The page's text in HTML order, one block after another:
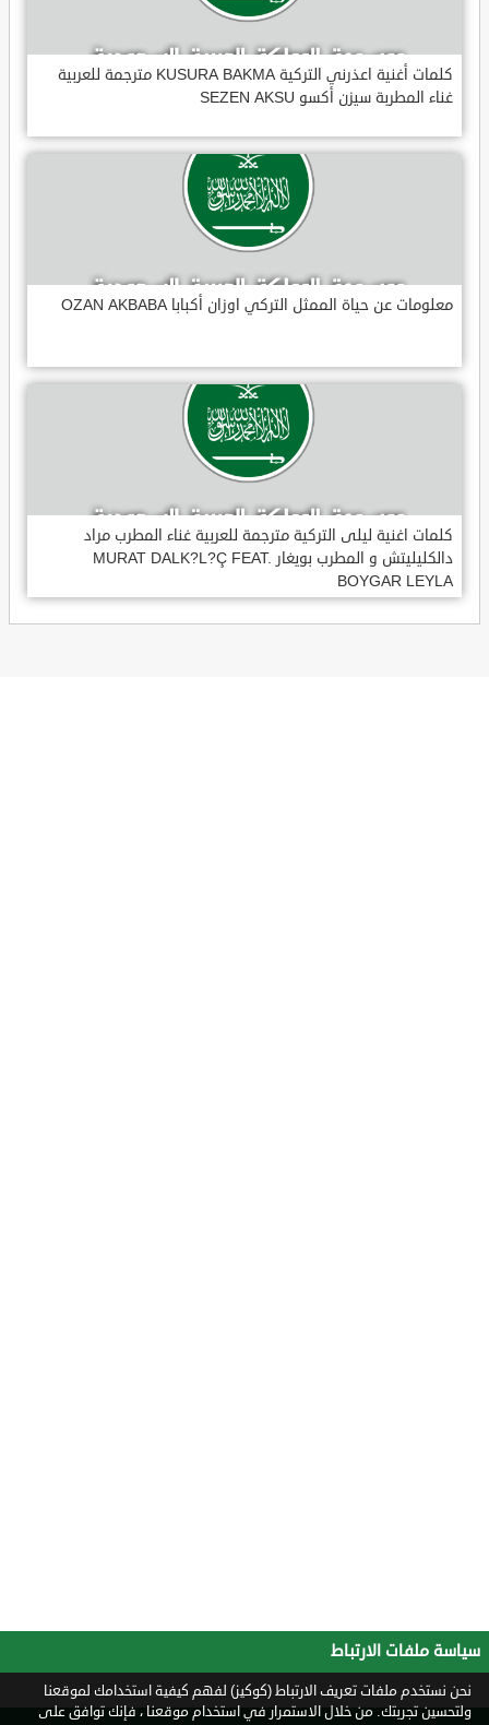
كلمات أغنية اعذرني التركية KUSURA BAKMA مترجمة للعربية
غناء المطربة سيزن أكسو SEZEN AKSU
معلومات عن حياة الممثل التركي اوزان أكبابا OZAN AKBABA
كلمات اغنية ليلى التركية مترجمة للعربية غناء المطرب مراد
دالكليليتش و المطرب بويغار MURAT DALK?L?Ç FEAT.
BOYGAR LEYLA
سياسة ملفات الارتباط
نحن نستخدم ملفات تعريف الارتباط (كوكيز) لفهم كيفية استخدامك لموقعنا
ولتحسين تجربتك. من خلال الاستمرار في استخدام موقعنا ، فإنك توافق على